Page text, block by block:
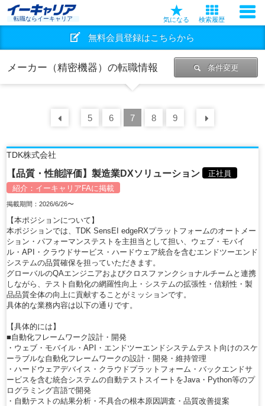
転職ならイーキャリア 気になる 検索履歴
無料会員登録はこちらから
メーカー（精密機器）の転職情報 条件変更
前の 30
5 6 7 8 9
TDK株式会社
【品質・性能評価】製造業DXソリューション
正社員
紹介： イーキャリアFAに掲載
掲載期間：2026/6/26〜
【本ポジションについて】
本ポジションでは、TDK SensEI edgeRXプラットフォームのオートメー
ション・パフォーマンステストを主担当として担い、ウェブ・モバイ
ル・API・クラウドサービス・ハードウェア統合を含むエンドツーエンド
システムの品質確保を担っていただきます。
グローバルのQAエンジニアおよびクロスファンクショナルチームと連携
しながら、テスト自動化の網羅性向上・システムの拡張性・信頼性・製
品品質全体の向上に貢献することがミッションです。
具体的な業務内容は以下の通りです。
【具体的には】
■自動化フレームワーク設計・開発
・ウェブ・モバイル・API・エンドツーエンドシステムテスト向けのスケ
ーラブルな自動化フレームワークの設計・開発・維持管理
・ハードウェアデバイス・クラウドプラットフォーム・バックエンドサ
ービスを含む統合システムの自動テストスイートをJava・Python等のプ
ログラミング言語で開発
・自動テストの結果分析・不具合の根本原因調査・品質改善提案